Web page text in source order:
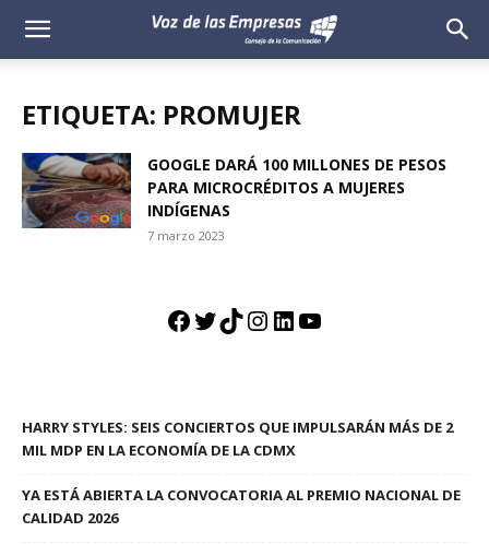
Voz
Empresas
ETIQUETA: PROMUJER
GOOGLE DARÁ 100 MILLONES DE PESOS
PARA MICROCRÉDITOS A MUJERES
INDÍGENAS
7 marzo 2023
Facebook
Twitter
TikTok
Instagram
LinkedIn
YouTube
HARRY STYLES: SEIS CONCIERTOS QUE IMPULSARÁN MÁS DE 2
MIL MDP EN LA ECONOMÍA DE LA CDMX
YA ESTÁ ABIERTA LA CONVOCATORIA AL PREMIO NACIONAL DE
CALIDAD 2026